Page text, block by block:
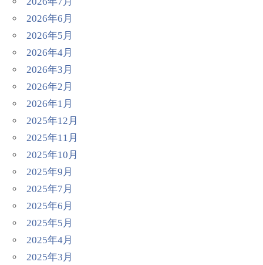
2026年6月
2026年5月
2026年4月
2026年3月
2026年2月
2026年1月
2025年12月
2025年11月
2025年10月
2025年9月
2025年7月
2025年6月
2025年5月
2025年4月
2025年3月